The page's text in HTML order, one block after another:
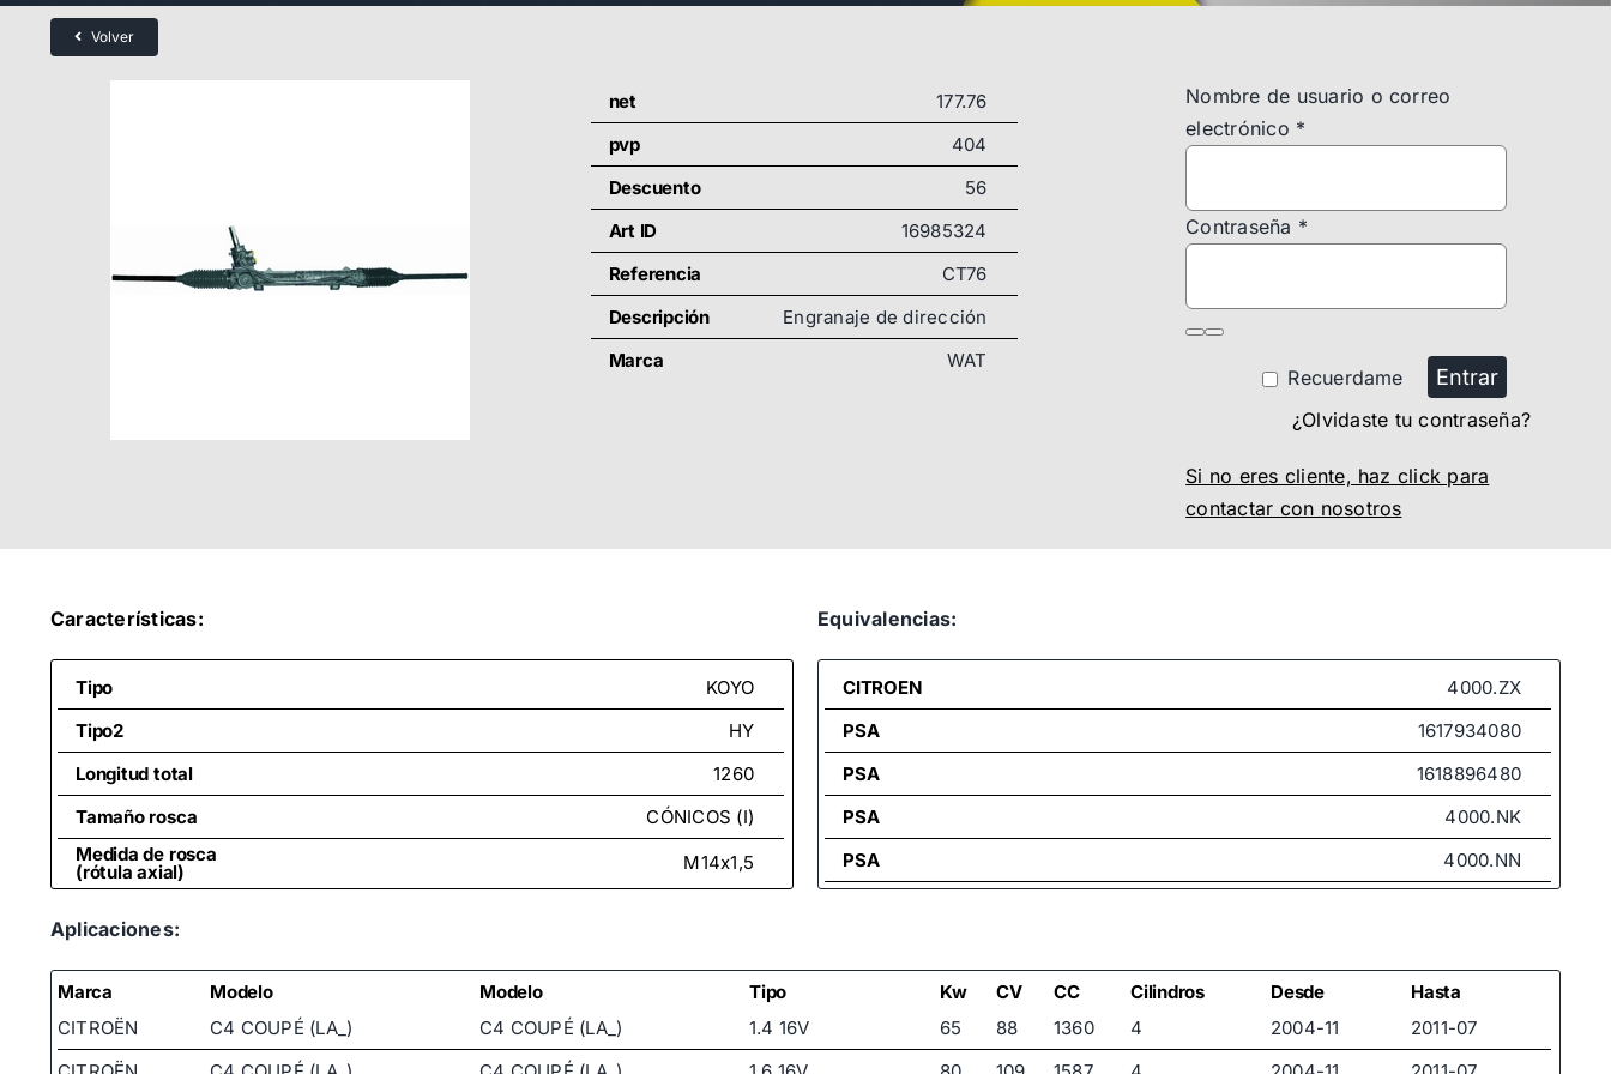
Volver
net
177.76
pvp
404
Descuento
56
Art ID
16985324
Referencia
CT76
Descripción
Engranaje de dirección
Marca
WAT
Nombre de usuario o correo
electrónico *
Contraseña *
Recuerdame Entrar
¿Olvidaste tu contraseña?
Si no eres cliente, haz click para
contactar con nosotros
Características:
Tipo
KOYO
Tipo2
HY
Longitud total
1260
Tamaño rosca
CÓNICOS (I)
Medida de rosca
(rótula axial) M14x1,5
Equivalencias:
CITROEN
4000.ZX
PSA
1617934080
PSA
1618896480
PSA
4000.NK
PSA
4000.NN
4000.ZX
Aplicaciones:
Marca Modelo Modelo Tipo Kw CV CC Cilindros Desde
Hasta
CITROËN
C4 COUPÉ (LA_) C4 COUPÉ (LA_) 1.4 16V 65 88 1360 4 2004-11
2011-07